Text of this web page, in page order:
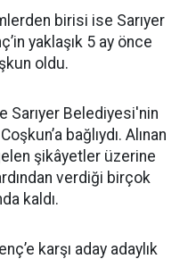
birisi ise Sarıyer
yaklaşık 5 ay önce
oldu.
Sarıyer Belediyesi'nin
bağlıydı. Alınan
şikâyetler üzerine
verdiği birçok
kaldı.
karşı aday adaylık